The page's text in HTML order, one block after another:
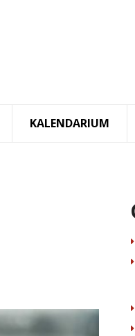
KALENDARIUM